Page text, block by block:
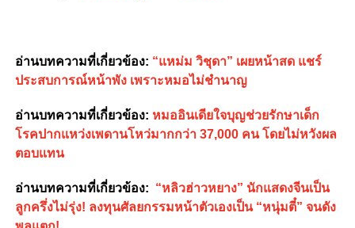
อ่านบทความที่เกี่ยวข้อง: “แหม่ม วิชุดา” เผยหน้าสด แชร์
ประสบการณ์หน้าพัง เพราะหมอไม่ชำนาญ
อ่านบทความที่เกี่ยวข้อง: หมออินเดียใจบุญช่วยรักษาเด็ก
โรคปากแหว่งเพดานโหว่มากกว่า 37,000 คน โดยไม่หวังผล
ตอบแทน
อ่านบทความที่เกี่ยวข้อง: “หลิวฮ่าวหยาง” นักแสดงจีนเป็น
ลูกครึ่งไม่รุ่ง! ลงทุนศัลยกรรมหน้าตัวเองเป็น “หนุ่มตี๋” จนดัง